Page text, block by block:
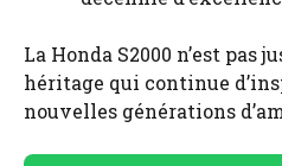
La Honda S2000 n’est pas
héritage qui continue
nouvelles générations